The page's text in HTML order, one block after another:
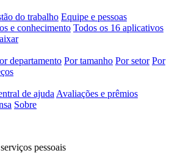
do trabalho Equipe e pessoas
e conhecimento Todos os 16 aplicativos
departamento Por tamanho Por setor Por
de ajuda Avaliações e prêmios
Sobre
pessoais